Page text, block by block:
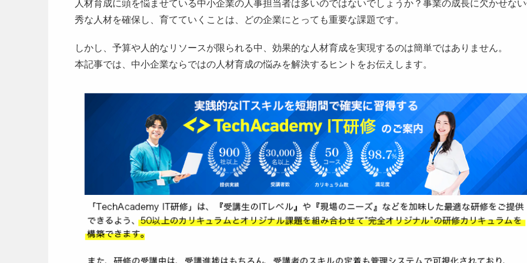
人材育成に頭を悩ませている中小企業の人事担当者は多いのではないでしょうか？事業の成長に欠かせな
秀な人材を確保し、育てていくことは、どの企業にとっても重要な課題です。
しかし、予算や人的なリソースが限られる中、効果的な人材育成を実現するのは簡単ではありません。
本記事では、中小企業ならではの人材育成の悩みを解決するヒントをお伝えします。